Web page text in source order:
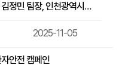
정민 팀장, 인천광역시장
2025-11-05
안전 캠페인